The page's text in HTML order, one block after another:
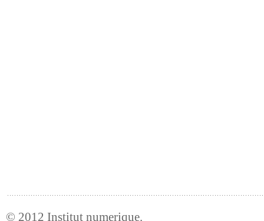
© 2012 Institut numerique.